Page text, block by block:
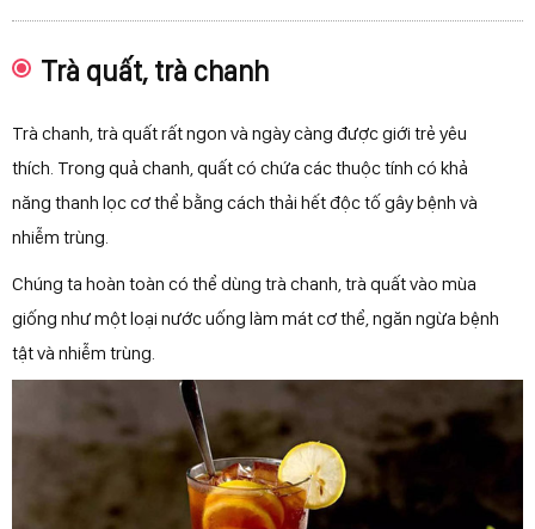
Trà quất, trà chanh
Trà chanh, trà quất rất ngon và ngày càng được giới trẻ yêu
thích. Trong quả chanh, quất có chứa các thuộc tính có khả
năng thanh lọc cơ thể bằng cách thải hết độc tố gây bệnh và
nhiễm trùng.
Chúng ta hoàn toàn có thể dùng trà chanh, trà quất vào mùa
giống như một loại nước uống làm mát cơ thể, ngăn ngừa bệnh
tật và nhiễm trùng.